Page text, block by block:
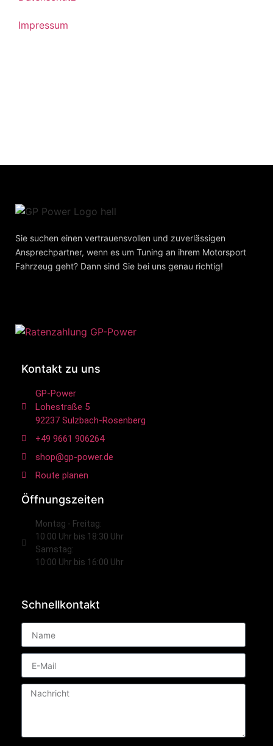
Impressum
Sie suchen einen vertrauensvollen und zuverlässigen
Ansprechpartner, wenn es um Tuning an ihrem Motorsport
Fahrzeug geht? Dann sind Sie bei uns genau richtig!
Kontakt zu uns
GP-Power
Lohestraße 5
92237 Sulzbach-Rosenberg
+49 9661 906264
shop@gp-power.de
Route planen
Öffnungszeiten
Montag - Freitag:
10:00 Uhr bis 18:30 Uhr
Samstag:
10:00 Uhr bis 16:00 Uhr
Schnellkontakt